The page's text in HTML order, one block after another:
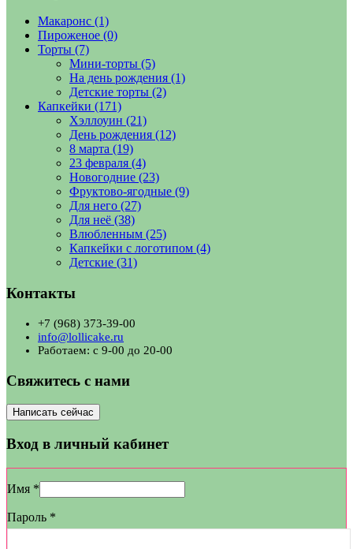
Макаронс (1)
Пироженое (0)
Торты (7)
Мини-торты (5)
На день рождения (1)
Детские торты (2)
Капкейки (171)
Хэллоуин (21)
День рождения (12)
8 марта (19)
23 февраля (4)
Новогодние (23)
Фруктово-ягодные (9)
Для него (27)
Для неё (38)
Влюбленным (25)
Капкейки с логотипом (4)
Детские (31)
Контакты
+7 (968) 373-39-00
info@lollicake.ru
Работаем: с 9-00 до 20-00
Свяжитесь с нами
Написать сейчас
Вход в личный кабинет
Имя *
Пароль *